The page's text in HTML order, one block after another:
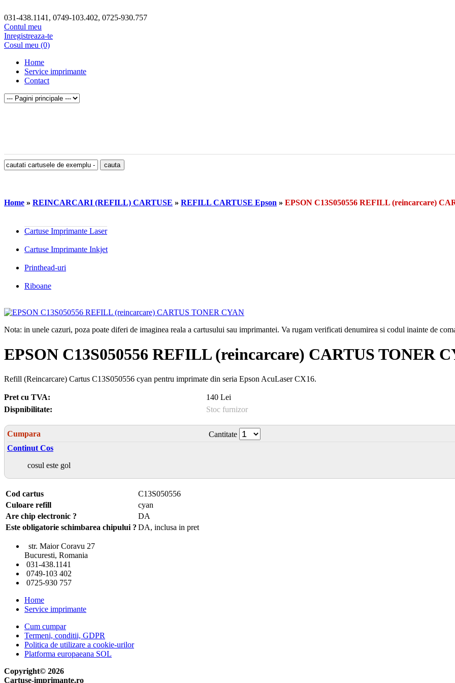
031-438.1141, 0749-103.402, 0725-930.757
Contul meu
Inregistreaza-te
Cosul meu (0)
Home
Service imprimante
Contact
Home » REINCARCARI (REFILL) CARTUSE » REFILL CARTUSE Epson » EPSON C13S050556 REFILL (reincarcare)
Cartuse Imprimante Laser
Cartuse Imprimante Inkjet
Printhead-uri
Riboane
Nota: in unele cazuri, poza poate diferi de imaginea reala a cartusului sau imprimantei. Va rugam verificati denumirea si codul inainte de
EPSON C13S050556 REFILL (reincarcare) CARTUS TONER
Refill (Reincarcare) Cartus C13S050556 cyan pentru imprimate din seria Epson AcuLaser CX16.
Pret cu TVA:
140 Lei
Dispnibilitate:
Stoc furnizor
Cumpara
Cantitate
Continut Cos
cosul este gol
Cod cartus
C13S050556
Culoare refill
cyan
Are chip electronic ?
DA
Este obligatorie schimbarea chipului ? DA, inclusa in pret
str. Maior Coravu 27
Bucuresti, Romania
031-438.1141
0749-103 402
0725-930 757
Home
Service imprimante
Cum cumpar
Termeni, conditii, GDPR
Politica de utilizare a cookie-urilor
Platforma europaeana SOL
Copyright© 2026
Cartuse-imprimante.ro